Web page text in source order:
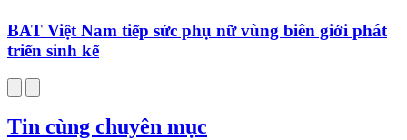
BAT Việt Nam tiếp sức phụ nữ vùng biên giới phát
triển sinh kế
Tin cùng chuyên mục